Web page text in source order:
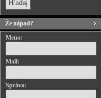
Že nápad?
Meno:
Mail:
Správa: